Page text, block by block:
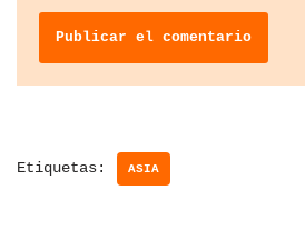
Etiquetas: ASIA